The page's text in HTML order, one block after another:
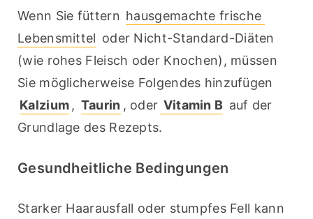
Wenn Sie füttern hausgemachte frische
Lebensmittel oder Nicht-Standard-Diäten
(wie rohes Fleisch oder Knochen), müssen
Kalzium , Taurin , oder Vitamin B auf der
Grundlage des Rezepts.
Gesundheitliche Bedingungen
Starker Haarausfall oder stumpfes Fell kann